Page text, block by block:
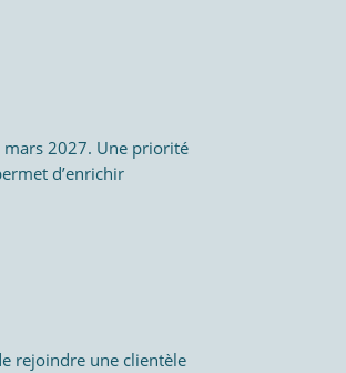
mars 2027. Une priorité
d’enrichir
rejoindre une clientèle